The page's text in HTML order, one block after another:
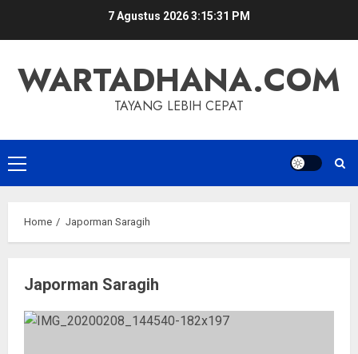
7 Agustus 20263:15:31 PM
WARTADHANA.COM
TAYANG LEBIH CEPAT
Primary
Menu
Home Japorman Saragih
Japorman Saragih